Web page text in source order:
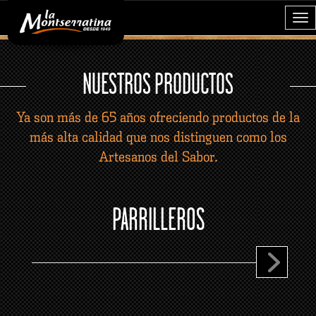
BRUSCHETTAS DE SALCHICHÓN FUET
Atrévete a preparar nuestras deliciosas recetas y
descubre los distintos matices de sabores que puedes
crear con nuestros productos en toda ocasión.
NUESTROS PRODUCTOS
Ya son más de 65 años ofreciendo productos de la
más alta calidad que nos distinguen como los
Artesanos del Sabor.
PARRILLEROS